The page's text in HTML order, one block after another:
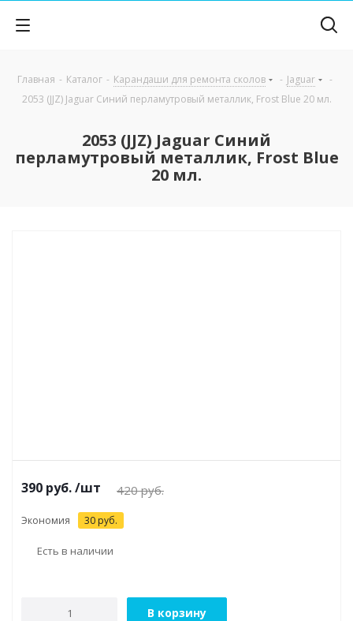
Главная - Каталог - Карандаши для ремонта сколов - Jaguar
-
2053 (JJZ) Jaguar Синий перламутровый металлик, Frost Blue 20 мл.
2053 (JJZ) Jaguar Синий
перламутровый металлик, Frost Blue
20 мл.
390 руб./шт 420руб.
Экономия 30 руб.
Есть в наличии
В корзину